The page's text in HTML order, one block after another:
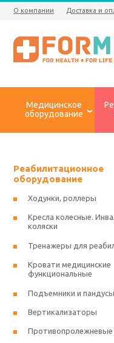
О компании Доставка и
Медицинское
оборудование
Реабилитационное
оборудование
Ходунки, роллеры
Кресла колесные.
коляски
Тренажеры для
Кровати медицинские
функциональные
Подъемники и пандусы
Вертикализаторы
Противопролежневые